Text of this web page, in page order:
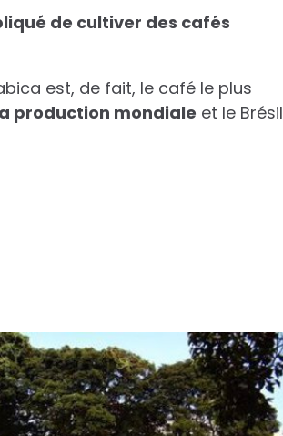
de cultiver des cafés
est, de fait, le café le plus
production mondiale et le Brésil